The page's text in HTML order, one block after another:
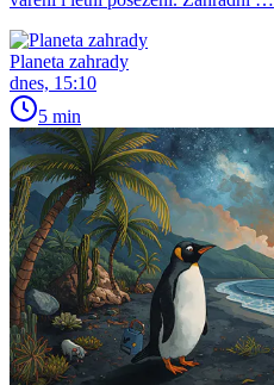
Planeta zahrady
dnes, 15:10
5 min